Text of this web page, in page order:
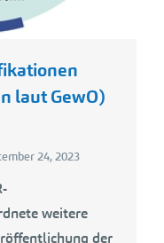
laut GewO)
24, 2023
weitere
der